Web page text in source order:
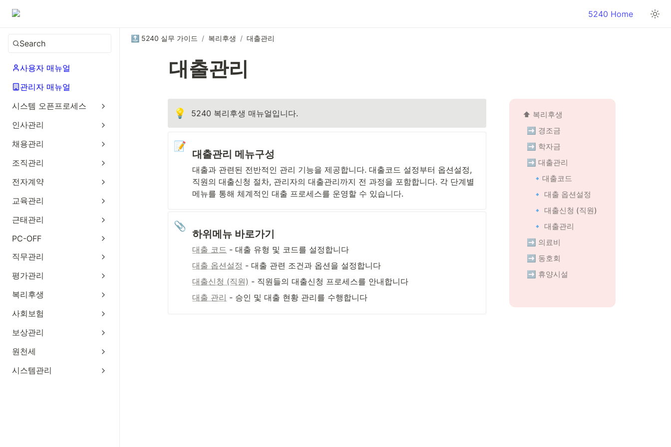
5240 Home
Search
사용자 매뉴얼
관리자 매뉴얼
시스템 오픈프로세스
인사관리
채용관리
조직관리
전자계약
교육관리
근태관리
PC-OFF
직무관리
평가관리
복리후생
사회보험
보상관리
원천세
시스템관리
🔝 5240 실무 가이드 / 복리후생 / 대출관리
대출관리
💡 5240 복리후생 매뉴얼입니다.
📝
대출관리 메뉴구성
대출과 관련된 전반적인 관리 기능을 제공합니다. 대출코드 설정부터 옵션설정,
직원의 대출신청 절차, 관리자의 대출관리까지 전 과정을 포함합니다. 각 단계별
메뉴를 통해 체계적인 대출 프로세스를 운영할 수 있습니다.
📎
하위메뉴 바로가기
대출 코드 - 대출 유형 및 코드를 설정합니다
대출 옵션설정 - 대출 관련 조건과 옵션을 설정합니다
대출신청 (직원) - 직원들의 대출신청 프로세스를 안내합니다
대출 관리 - 승인 및 대출 현황 관리를 수행합니다
⬆️ 복리후생
➡️ 경조금
➡️ 학자금
➡️ 대출관리
🔹대출코드
🔹 대출 옵션설정
🔹 대출신청 (직원)
🔹 대출관리
➡️ 의료비
➡️ 동호회
➡️ 휴양시설